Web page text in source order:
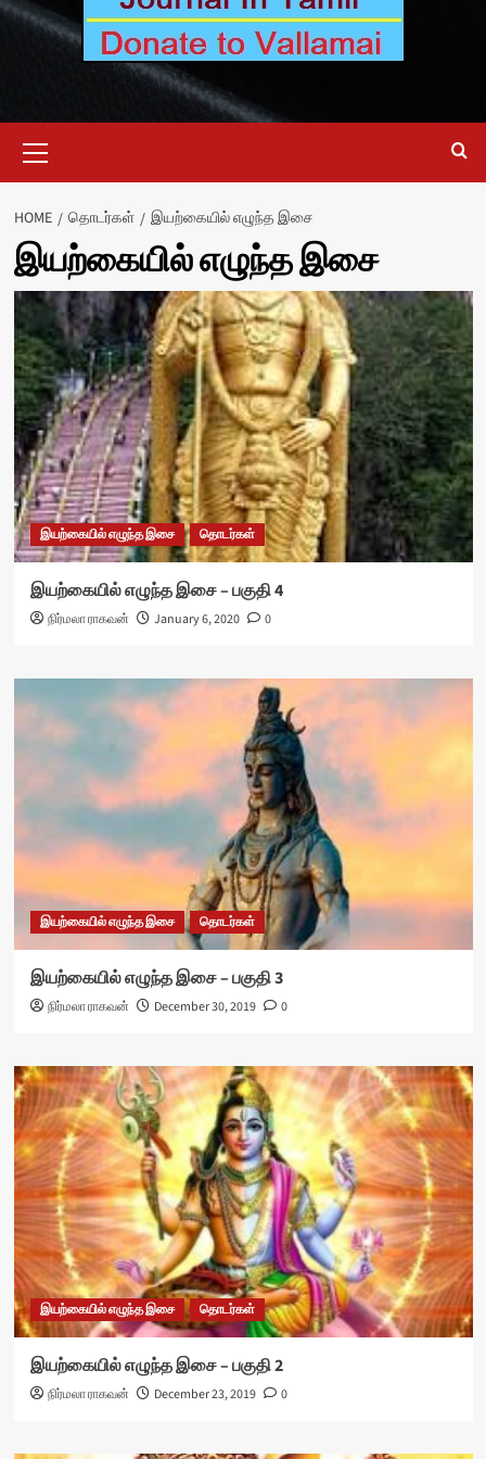
Menu
HOME தொடர்கள் இயற்கையில் எழுந்த இசை
இயற்கையில் எழுந்த இசை
இயற்கையில் எழுந்த இசை தொடர்கள்
இயற்கையில் எழுந்த இசை – பகுதி 4
நிர்மலா ராகவன் January 6, 2020 0
இயற்கையில் எழுந்த இசை தொடர்கள்
இயற்கையில் எழுந்த இசை – பகுதி 3
நிர்மலா ராகவன் December 30, 2019 0
இயற்கையில் எழுந்த இசை தொடர்கள்
இயற்கையில் எழுந்த இசை – பகுதி 2
நிர்மலா ராகவன் December 23, 2019 0